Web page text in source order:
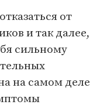
от
и так далее,
сильному
на самом деле